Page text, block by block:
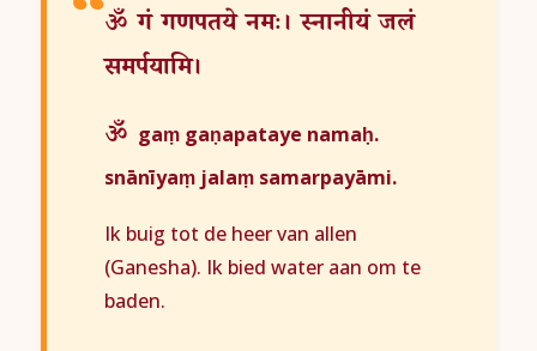
ॐ गं गणपतये नमः। स्नानीयं जलं
समर्पयामि।
ॐ gaṃ gaṇapataye namaḥ.
snānīyaṃ jalaṃ samarpayāmi.
Ik buig tot de heer van allen
(Ganesha). Ik bied water aan om te
baden.